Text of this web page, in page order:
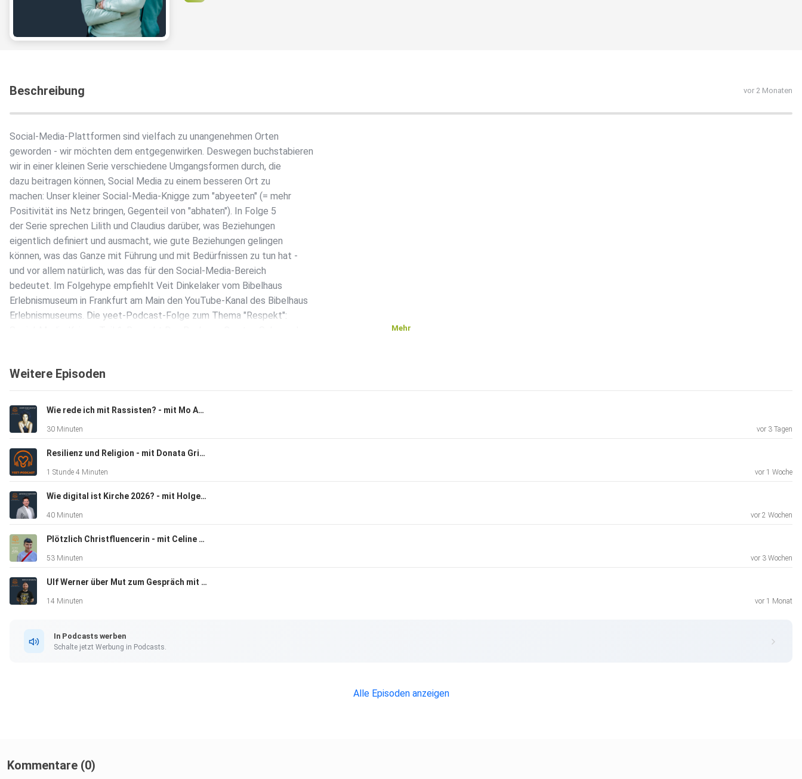
Beschreibung vor 2 Monaten
Social-Media-Plattformen sind vielfach zu unangenehmen Orten
geworden - wir möchten dem entgegenwirken. Deswegen buchstabieren
wir in einer kleinen Serie verschiedene Umgangsformen durch, die
dazu beitragen können, Social Media zu einem besseren Ort zu
machen: Unser kleiner Social-Media-Knigge zum "abyeeten" (= mehr
Positivität ins Netz bringen, Gegenteil von "abhaten"). In Folge 5
der Serie sprechen Lilith und Claudius darüber, was Beziehungen
eigentlich definiert und ausmacht, wie gute Beziehungen gelingen
können, was das Ganze mit Führung und mit Bedürfnissen zu tun hat -
und vor allem natürlich, was das für den Social-Media-Bereich
bedeutet. Im Folgehype empfiehlt Veit Dinkelaker vom Bibelhaus
Erlebnismuseum in Frankfurt am Main den YouTube-Kanal des Bibelhaus
Erlebnismuseums. Die yeet-Podcast-Folge zum Thema "Respekt":
Welt, Matthes & Seitz Berlin Verlag 2021 Social Media für
befragen Expert* innen und Influencer* innen und begeben sich auf
die Suche nach den großen und kleinen Perspektiven auf die
digitalen Kirchen-Räume und Welten in den Sozialen Medien.
Mehr
Weitere Episoden
Wie rede ich mit Rassisten? - mit Mo Asumang
30 Minuten vor 3 Tagen
Resilienz und Religion - mit Donata Gries
1 Stunde 4 Minuten vor 1 Woche
Wie digital ist Kirche 2026? - mit Holger Sievert
40 Minuten vor 2 Wochen
Plötzlich Christfluencerin - mit Celine Edinger
53 Minuten vor 3 Wochen
Ulf Werner über Mut zum Gespräch mit Extremisten
14 Minuten vor 1 Monat
In Podcasts werben
Schalte jetzt Werbung in Podcasts.
Alle Episoden anzeigen
Kommentare (0)